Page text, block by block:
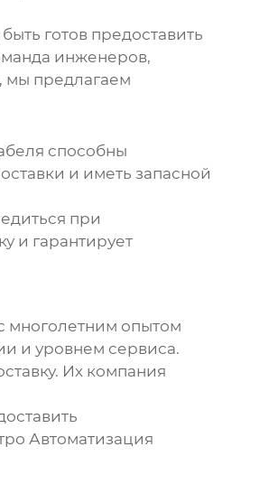
готов предоставить
инженеров,
мы предлагаем
способны
и иметь запасной
при
и гарантирует
многолетним опытом
и уровнем сервиса.
Их компания
Автоматизация